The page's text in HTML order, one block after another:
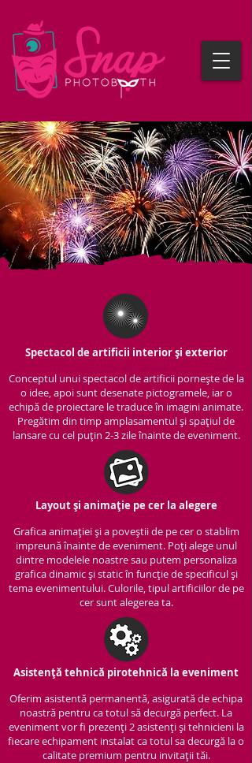
Spectacol de artificii interior și exterior
Conceptul unui spectacol de artificii pornește de la
o idee, apoi sunt desenate pictogramele, iar o
echipă de proiectare le traduce în imagini animate.
Pregătim din timp amplasamentul și spațiul de
lansare cu cel puțin 2-3 zile înainte de eveniment.
Layout și animație pe cer la alegere
Grafica animației și a poveștii de pe cer o stablim
impreună înainte de eveniment. Poți alege unul
dintre modelele noastre sau putem personaliza
grafica dinamic și static în funcție de specificul și
tema evenimentului. Culorile, tipul artificiilor de pe
cer sunt alegerea ta.
Asistență tehnică pirotehnică la eveniment
Oferim asistentă permanentă, asigurată de echipa
noastră pentru ca totul să decurgă perfect. La
eveniment vor fi prezenți 2 asistenți și tehnicieni la
fiecare echipament instalat ca totul sa decurgă la o
calitate premium pentru invitații tăi.